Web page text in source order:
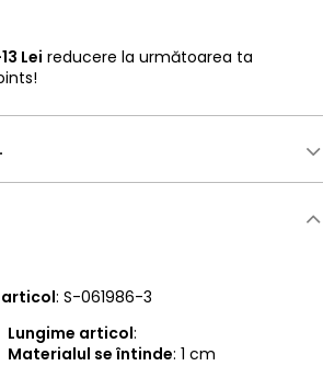
Lei reducere la următoarea ta
articol: S-061986-3
Lungime articol:
Materialul se întinde: 1 cm